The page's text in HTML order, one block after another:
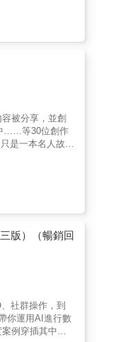
資訊，並進一
被分享，並創
……等30位創作
是一本名人故
的故事，拆解創
作生存指南。許
你如何定義問
達，讓自己被世
數人更早看見
新文化，如何
不只被閱讀，
辦人、命理療癒
談療癒師｜重諺
務規劃顧問｜
「它不只整理了
遊】網站｜賀慢
版）（暢銷回
社群操作，到
你運用AI進行數
例穿插其中，